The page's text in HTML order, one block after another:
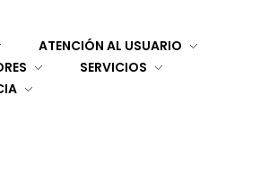
ATENCIÓN AL USUARIO
SERVICIOS